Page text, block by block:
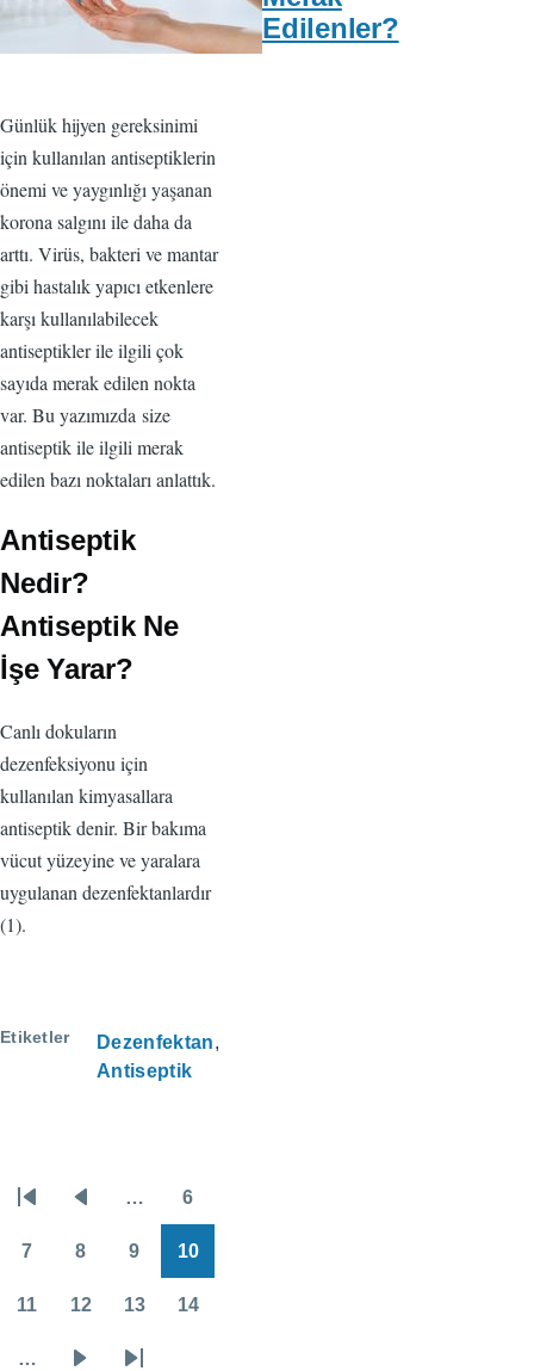
Edilenler?
Günlük hijyen gereksinimi
için kullanılan antiseptiklerin
önemi ve yaygınlığı yaşanan
korona salgını ile daha da
arttı. Virüs, bakteri ve mantar
gibi hastalık yapıcı etkenlere
karşı kullanılabilecek
antiseptikler ile ilgili çok
sayıda merak edilen nokta
var. Bu yazımızda size
antiseptik ile ilgili merak
edilen bazı noktaları anlattık.
Antiseptik
Nedir?
Antiseptik Ne
İşe Yarar?
Canlı dokuların
dezenfeksiyonu için
kullanılan kimyasallara
antiseptik denir. Bir bakıma
vücut yüzeyine ve yaralara
uygulanan dezenfektanlardır
(1).
Etiketler
Dezenfektan
Antiseptik
Sayfalama
sayfa
sayfa
… 6
7 8 9 10
11 12 13 14
…